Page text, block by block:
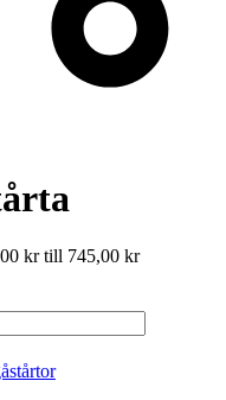
kr till 745,00 kr